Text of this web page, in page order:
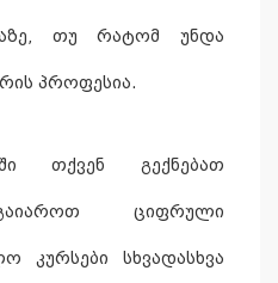
თუ რატომ უნდა
პროფესია.
თქვენ გექნებათ
ციფრული
კურსები სხვადასხვა